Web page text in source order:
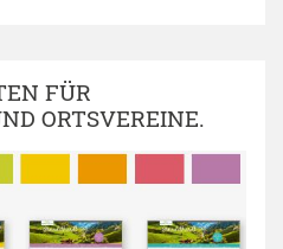
FÜR
ORTSVEREINE.